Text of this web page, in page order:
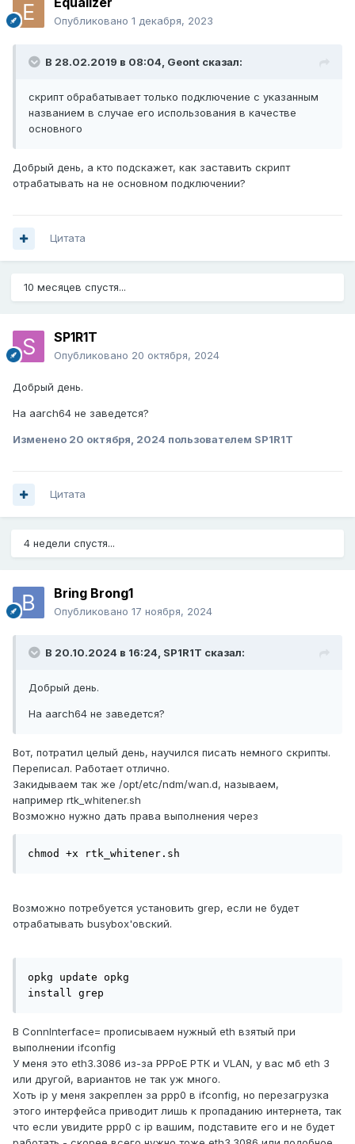
Опубликовано 1 декабря, 2023
В 28.02.2019 в 08:04, Geont сказал:
скрипт обрабатывает только подключение с указанным
названием в случае его использования в качестве
основного
Добрый день, а кто подскажет, как заставить скрипт
отрабатывать на не основном подключении?
Цитата
10 месяцев спустя...
SP1R1T
Опубликовано 20 октября, 2024
Добрый день.
На aаrch64 не заведется?
Изменено 20 октября, 2024 пользователем SP1R1T
Цитата
4 недели спустя...
Bring Brong1
Опубликовано 17 ноября, 2024
В 20.10.2024 в 16:24, SP1R1T сказал:
Добрый день.
На aаrch64 не заведется?
Вот, потратил целый день, научился писать немного скрипты.
Переписал. Работает отлично.
Закидываем так же /opt/etc/ndm/wan.d, называем,
например rtk_whitener.sh
Возможно нужно дать права выполнения через
chmod +x rtk_whitener.sh
Возможно потребуется установить grep, если не будет
отрабатывать busybox'овский.
opkg update opkg
install grep
В ConnInterface= прописываем нужный eth взятый при
выполнении ifconfig
У меня это eth3.3086 из-за PPPoE РТК и VLAN, у вас мб eth 3
или другой, вариантов не так уж много.
Хоть ip у меня закреплен за ppp0 в ifconfig, но перезагрузка
этого интерфейса приводит лишь к пропаданию интернета, так
что если увидите ppp0 с ip вашим, подставите его и не будет